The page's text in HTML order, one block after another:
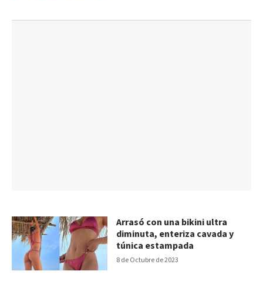
8 de Octubre de 2023
Arrasó con una bikini ultra
diminuta, enteriza cavada y
túnica estampada